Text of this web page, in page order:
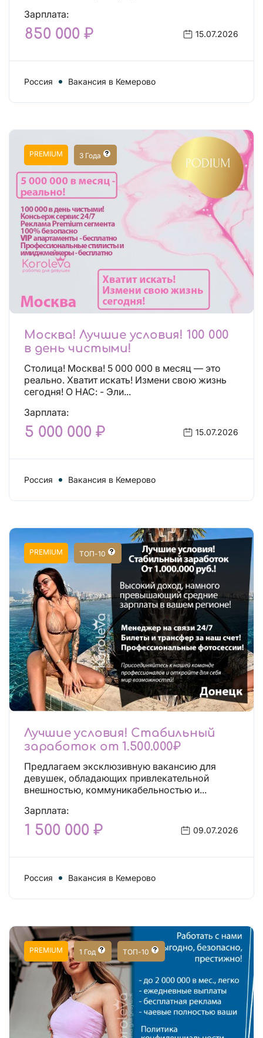
Зарплата:
850 000 ₽ 15.07.2026
Россия Вакансия в Кемерово
PREMIUM 3 Года
Москва! Лучшие условия! 100 000
в день чистыми!
Столица! Москва! 5 000 000 в месяц — это
реально. Хватит искать! Измени свою жизнь
сегодня! О НАС: - Эли...
Зарплата:
5 000 000 ₽ 15.07.2026
Россия Вакансия в Кемерово
PREMIUM ТОП-10
Лучшие условия! Стабильный
заработок от 1.500.000₽
Предлагаем эксклюзивную вакансию для
девушек, обладающих привлекательной
внешностью, коммуникабельностью и...
Зарплата:
1 500 000 ₽ 09.07.2026
Россия Вакансия в Кемерово
PREMIUM 1 Год ТОП-10